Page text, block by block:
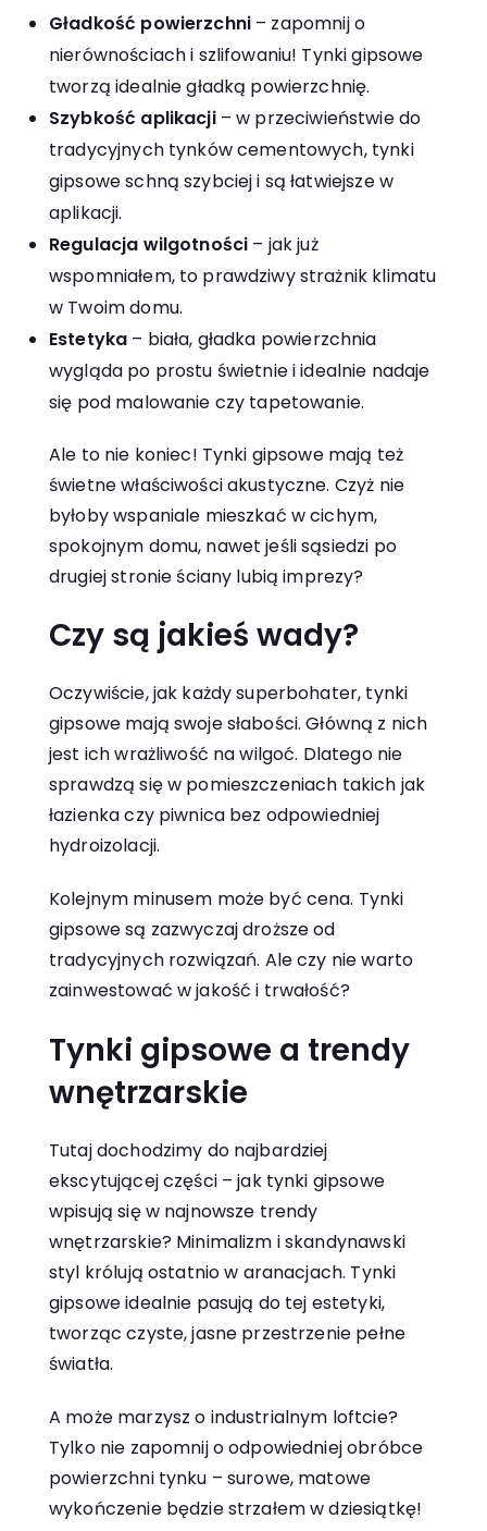
Gładkość powierzchni – zapomnij o
nierównościach i szlifowaniu! Tynki gipsowe
tworzą idealnie gładką powierzchnię.
Szybkość aplikacji– w przeciwieństwie do
tradycyjnych tynków cementowych, tynki
gipsowe schną szybciej i są łatwiejsze w
aplikacji.
Regulacja wilgotności – jak już
wspomniałem, to prawdziwy strażnik klimatu
w Twoim domu.
Estetyka – biała, gładka powierzchnia
wygląda po prostu świetnie i idealnie nadaje
się pod malowanie czy tapetowanie.
Ale to nie koniec! Tynki gipsowe mają też
świetne właściwości akustyczne. Czyż nie
byłoby wspaniale mieszkać w cichym,
spokojnym domu, nawet jeśli sąsiedzi po
drugiej stronie ściany lubią imprezy?
Czy są jakieś wady?
Oczywiście, jak każdy superbohater, tynki
gipsowe mają swoje słabości. Główną z nich
jest ich wrażliwość na wilgoć. Dlatego nie
sprawdzą się w pomieszczeniach takich jak
łazienka czy piwnica bez odpowiedniej
hydroizolacji.
Kolejnym minusem może być cena. Tynki
gipsowe są zazwyczaj droższe od
tradycyjnych rozwiązań. Ale czy nie warto
zainwestować w jakość i trwałość?
Tynki gipsowe a trendy
wnętrzarskie
Tutaj dochodzimy do najbardziej
ekscytującej części – jak tynki gipsowe
wpisują się w najnowsze trendy
wnętrzarskie? Minimalizm i skandynawski
styl królują ostatnio w aranacjach. Tynki
gipsowe idealnie pasują do tej estetyki,
tworząc czyste, jasne przestrzenie pełne
światła.
A może marzysz o industrialnym loftcie?
Tylko nie zapomnij o odpowiedniej obróbce
powierzchni tynku – surowe, matowe
wykończenie będzie strzałem w dziesiątkę!